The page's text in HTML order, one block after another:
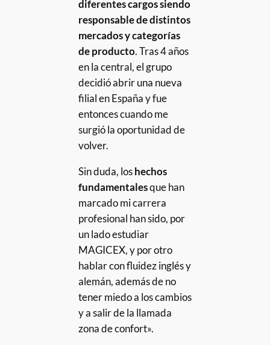
diferentes cargos siendo
responsable de distintos
mercados y categorías
de producto. Tras 4 años
en la central, el grupo
decidió abrir una nueva
filial en España y fue
entonces cuando me
surgió la oportunidad de
volver.
Sin duda, loshechos
fundamentalesque han
marcado mi carrera
profesional han sido, por
un lado estudiar
MAGICEX, y por otro
hablar con fluidez inglés y
alemán, además de no
tener miedo a los cambios
y a salir de la llamada
zona de confort».